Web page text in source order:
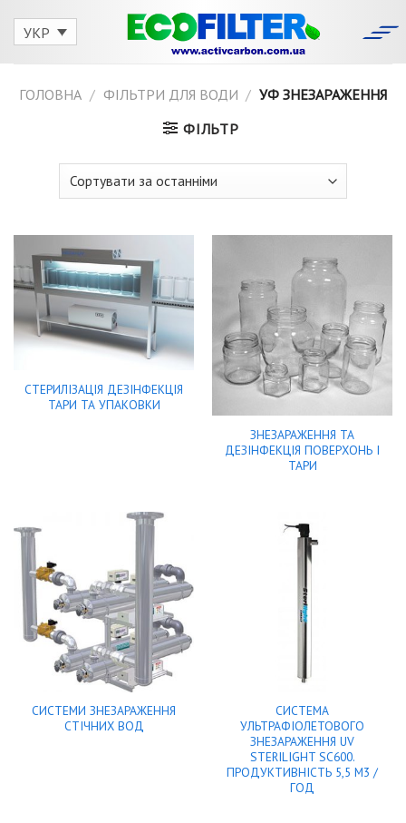
УКР
ГОЛОВНА / ФІЛЬТРИ ДЛЯ ВОДИ / УФ ЗНЕЗАРАЖЕННЯ
ФІЛЬТР
СТЕРИЛІЗАЦІЯ ДЕЗІНФЕКЦІЯ
ТАРИ ТА УПАКОВКИ
ЗНЕЗАРАЖЕННЯ ТА
ДЕЗІНФЕКЦІЯ ПОВЕРХОНЬ І
ТАРИ
СИСТЕМИ ЗНЕЗАРАЖЕННЯ
СТІЧНИХ ВОД
СИСТЕМА
УЛЬТРАФІОЛЕТОВОГО
ЗНЕЗАРАЖЕННЯ UV
STERILIGHT SC600.
ПРОДУКТИВНІСТЬ 5,5 М3 /
ГОД